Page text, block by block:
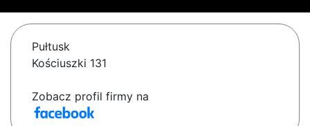
Pułtusk
Kościuszki 131
Zobacz profil firmy na